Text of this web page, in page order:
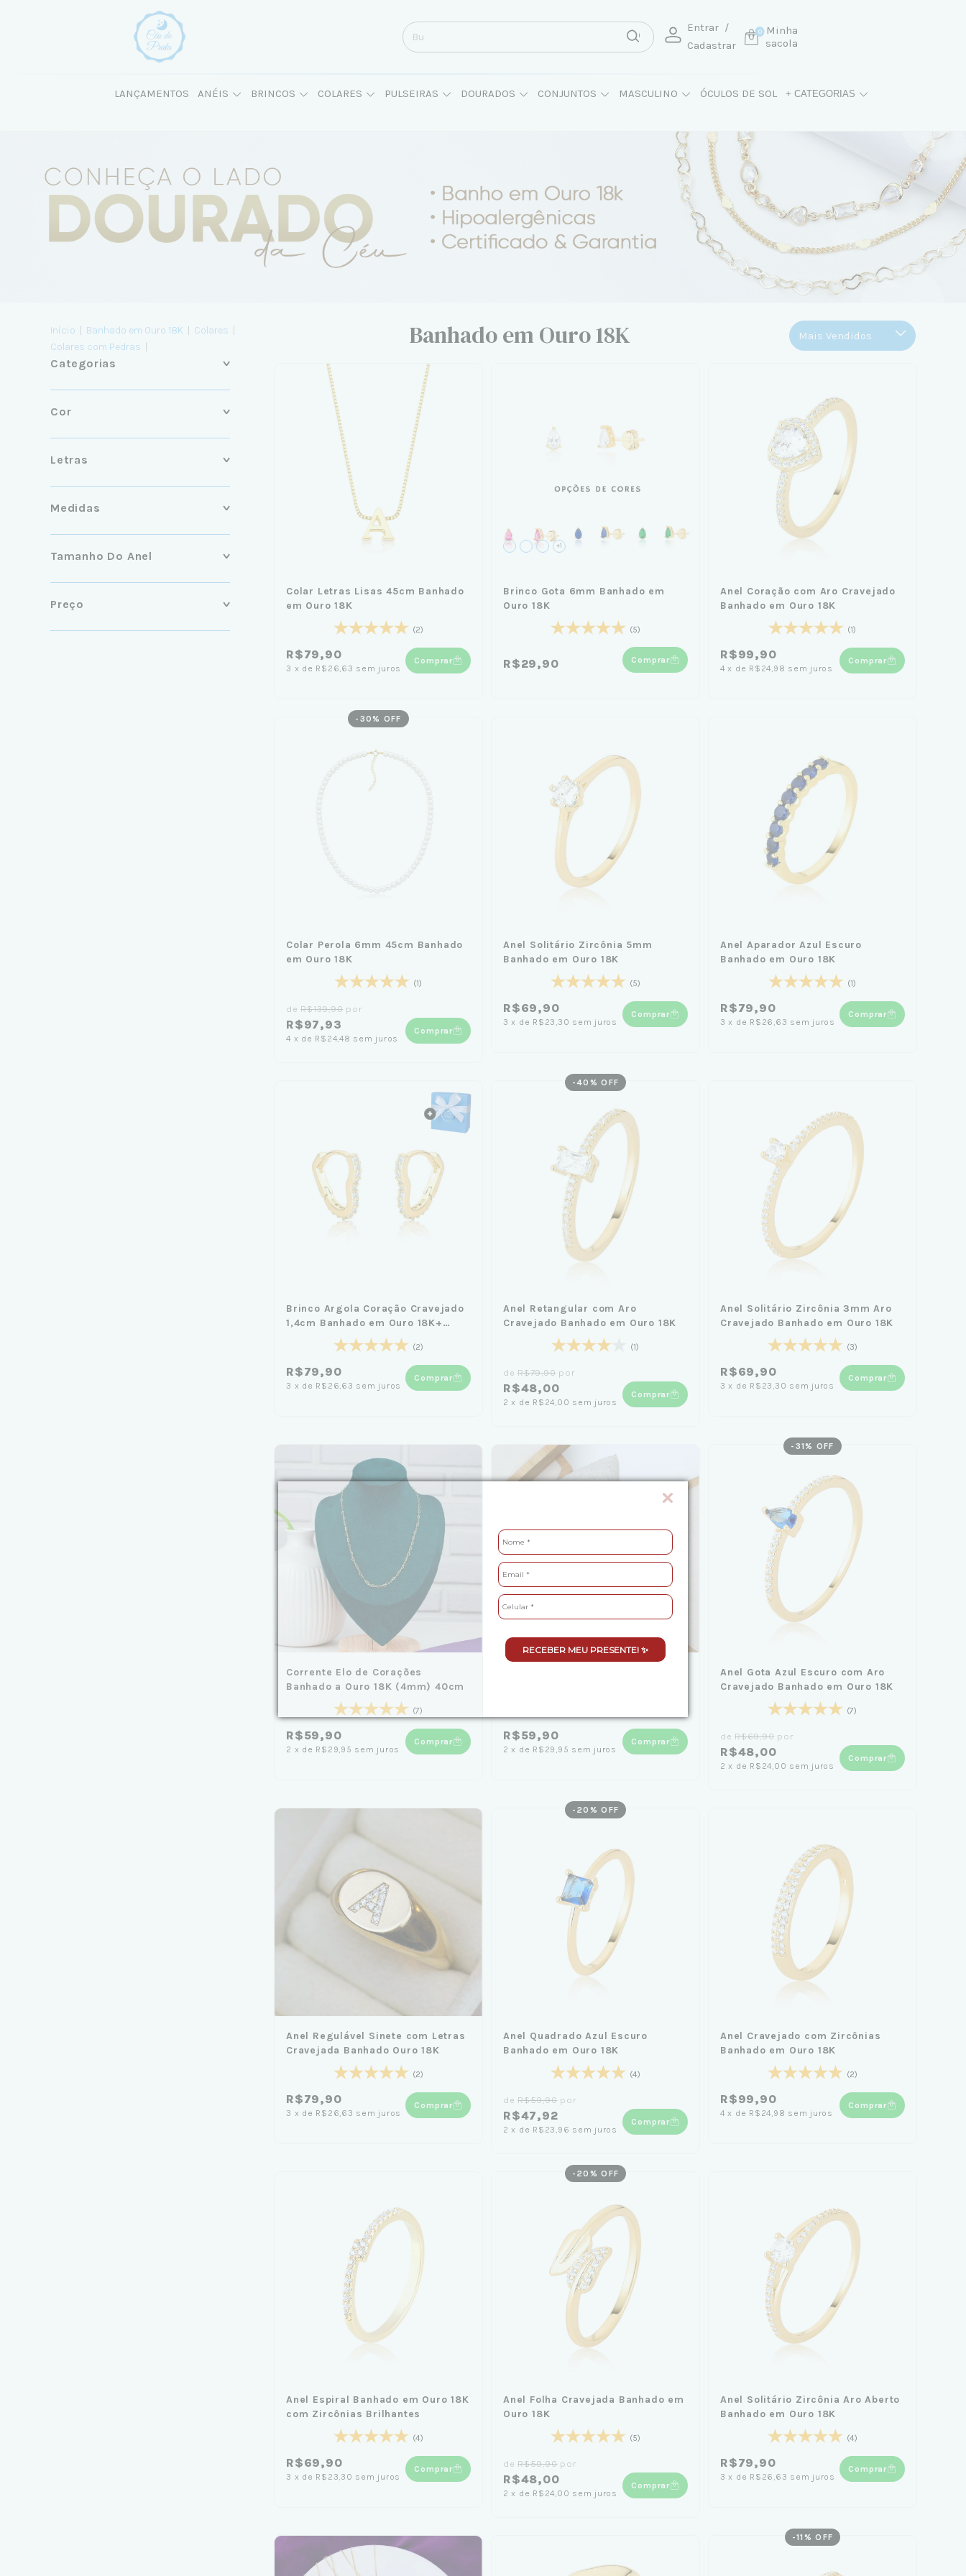
RECEBER MEU PRESENTE! ✨
Entrar /
Cadastrar
Minha
sacola
0
LANÇAMENTOS ANÉIS BRINCOS COLARES PULSEIRAS DOURADOS CONJUNTOS MASCULINO ÓCULOS DE SOL + CATEGORIAS
Início Banhado em Ouro 18K Colares
Colares com Pedras
Banhado em Ouro 18K
Categorias
Cor
Letras
Medidas
Tamanho Do Anel
Preço
Colar Letras Lisas 45cm Banhado
em Ouro 18K
(2)
R$79,90
3 x de R$26,63 sem juros
Comprar
+1
Brinco Gota 6mm Banhado em
Ouro 18K
(5)
R$29,90 Comprar
Anel Coração com Aro Cravejado
Banhado em Ouro 18K
(1)
R$99,90
4 x de R$24,98 sem juros
Comprar
- 30 % OFF
Colar Perola 6mm 45cm Banhado
em Ouro 18K
(1)
deR$139,90 por
R$97,93
4 x de R$24,48 sem juros
Comprar
Anel Solitário Zircônia 5mm
Banhado em Ouro 18K
(5)
R$69,90
3 x de R$23,30 sem juros
Comprar
Anel Aparador Azul Escuro
Banhado em Ouro 18K
(1)
R$79,90
3 x de R$26,63 sem juros
Comprar
Brinco Argola Coração Cravejado
1,4cm Banhado em Ouro 18K+
Caixa Laço Azul
(2)
R$79,90
3 x de R$26,63 sem juros
Comprar
-40 % OFF
Anel Retangular com Aro
Cravejado Banhado em Ouro 18K
(1)
deR$79,90por
R$48,00
2 x de R$24,00 sem juros
Comprar
Anel Solitário Zircônia 3mm Aro
Cravejado Banhado em Ouro 18K
(3)
R$69,90
3 x de R$23,30 sem juros
Comprar
Corrente Elo de Corações
Banhado a Ouro 18K (4mm) 40cm
(7)
R$59,90
2 x de R$29,95 sem juros
Comprar R$59,90
2 x de R$29,95 sem juros
Comprar
- 31 % OFF
Anel Gota Azul Escuro com Aro
Cravejado Banhado em Ouro 18K
(7)
deR$69,90por
R$48,00
2 x de R$24,00 sem juros
Comprar
Anel Regulável Sinete com Letras
Cravejada Banhado Ouro 18K
(2)
R$79,90
3 x de R$26,63 sem juros
Comprar
- 20 % OFF
Anel Quadrado Azul Escuro
Banhado em Ouro 18K
(4)
deR$59,90por
R$47,92
2 x de R$23,96 sem juros
Comprar
Anel Cravejado com Zircônias
Banhado em Ouro 18K
(2)
R$99,90
4 x de R$24,98 sem juros
Comprar
Anel Espiral Banhado em Ouro 18K
com Zircônias Brilhantes
(4)
R$69,90
3 x de R$23,30 sem juros
Comprar
- 20 % OFF
Anel Folha Cravejada Banhado em
Ouro 18K
(5)
deR$59,90por
R$48,00
2 x de R$24,00 sem juros
Comprar
Anel Solitário Zircônia Aro Aberto
Banhado em Ouro 18K
(4)
R$79,90
3 x de R$26,63 sem juros
Comprar
-11 % OFF